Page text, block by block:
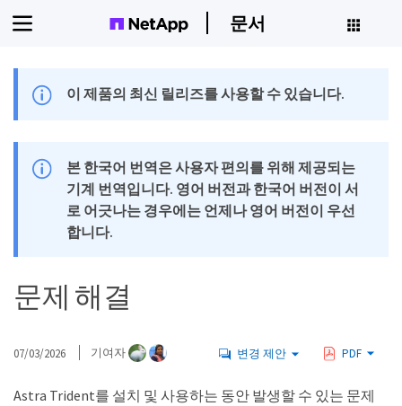
문서
이 제품의 최신 릴리즈를 사용할 수 있습니다.
본 한국어 번역은 사용자 편의를 위해 제공되는
기계 번역입니다. 영어 버전과 한국어 버전이 서
로 어긋나는 경우에는 언제나 영어 버전이 우선
합니다.
문제 해결
07/03/2026 기여자 변경 제안 PDF
Astra Trident를 설치 및 사용하는 동안 발생할 수 있는 문제